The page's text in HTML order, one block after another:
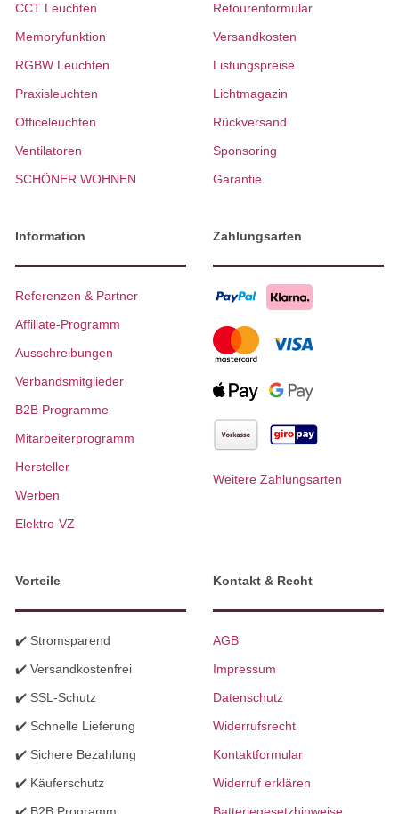
CCT Leuchten
Memoryfunktion
RGBW Leuchten
Praxisleuchten
Officeleuchten
Ventilatoren
SCHÖNER WOHNEN
Retourenformular
Versandkosten
Listungspreise
Lichtmagazin
Rückversand
Sponsoring
Garantie
Information
Referenzen & Partner
Affiliate-Programm
Ausschreibungen
Verbandsmitglieder
B2B Programme
Mitarbeiterprogramm
Hersteller
Werben
Elektro-VZ
Zahlungsarten
Weitere Zahlungsarten
Vorteile
✔️ Stromsparend
✔️ Versandkostenfrei
✔️ SSL-Schutz
✔️ Schnelle Lieferung
✔️ Sichere Bezahlung
✔️ Käuferschutz
Kontakt & Recht
AGB
Impressum
Datenschutz
Widerrufsrecht
Kontaktformular
Widerruf erklären